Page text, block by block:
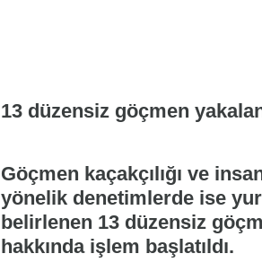
13 düzensiz göçmen
Göçmen kaçakçılığı ve
yönelik denetimlerde ise
belirlenen 13 düzensiz
hakkında işlem başlatıldı.